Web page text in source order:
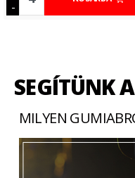
-
SEGÍTÜNK
MILYEN